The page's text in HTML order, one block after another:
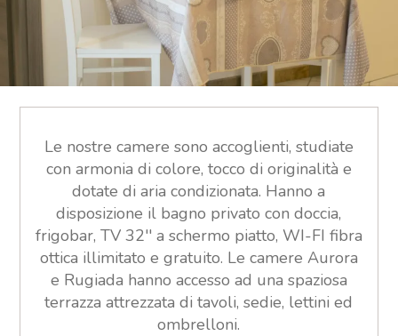
Le nostre camere sono accoglienti, studiate
con armonia di colore, tocco di originalità e
dotate di aria condizionata. Hanno a
disposizione il bagno privato con doccia,
frigobar, TV 32'' a schermo piatto, WI-FI fibra
ottica illimitato e gratuito. Le camere Aurora
e Rugiada hanno accesso ad una spaziosa
terrazza attrezzata di tavoli, sedie, lettini ed
ombrelloni.